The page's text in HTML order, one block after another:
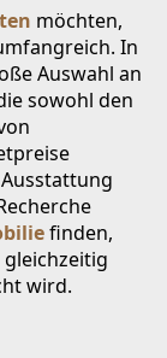
möchten,
In
Auswahl an
sowohl den
finden,
wird.